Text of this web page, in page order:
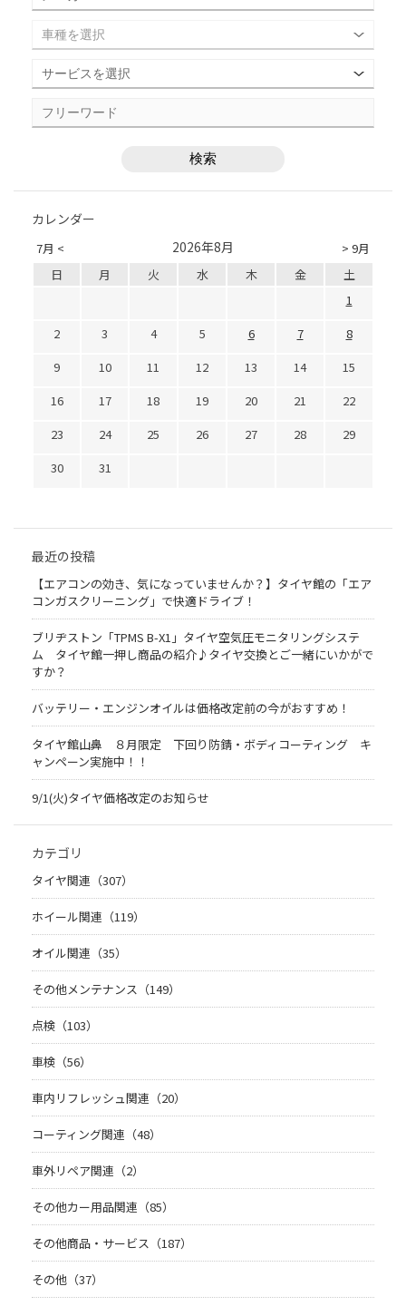
カレンダー
7月 < > 9月
2026年8月
日 月 火 水 木 金
土
1
2
3 4 5 6 7
8
9
10 11 12 13 14
15
16
17 18 19 20 21
22
23
24 25 26 27 28
29
30
31
最近の投稿
【エアコンの効き、気になっていませんか？】タイヤ館の「エア
コンガスクリーニング」で快適ドライブ！
ブリヂストン「TPMS B-X1」タイヤ空気圧モニタリングシステ
ム タイヤ館一押し商品の紹介♪タイヤ交換とご一緒にいかがで
すか？
バッテリー・エンジンオイルは価格改定前の今がおすすめ！
タイヤ館山鼻 ８月限定 下回り防錆・ボディコーティング キ
ャンペーン実施中！！
9/1(火)タイヤ価格改定のお知らせ
カテゴリ
タイヤ関連（307）
ホイール関連（119）
オイル関連（35）
その他メンテナンス（149）
点検（103）
車検（56）
車内リフレッシュ関連（20）
コーティング関連（48）
車外リペア関連（2）
その他カー用品関連（85）
その他商品・サービス（187）
その他（37）